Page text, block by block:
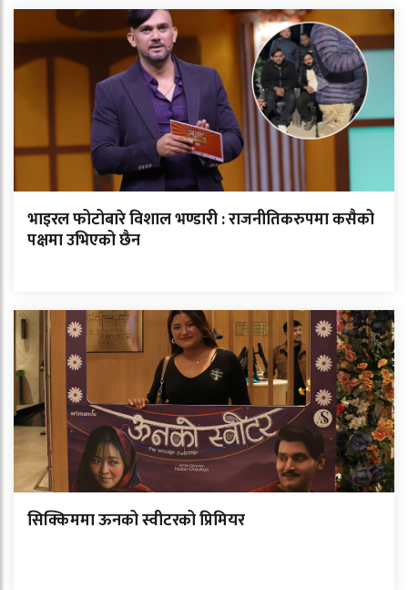
भाइरल फोटोबारे विशाल भण्डारी : राजनीतिकरुपमा कसैको
पक्षमा उभिएको छैन
सिक्किममा ऊनको स्वीटरको प्रिमियर